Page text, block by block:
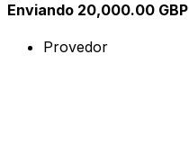
Enviando 20,000.00 GBP
Provedor